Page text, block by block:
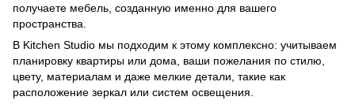
получаете мебель, созданную именно для вашего
пространства.
В Kitchen Studio мы подходим к этому комплексно: учитываем
планировку квартиры или дома, ваши пожелания по стилю,
цвету, материалам и даже мелкие детали, такие как
расположение зеркал или систем освещения.